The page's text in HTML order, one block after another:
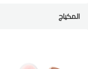
المكياج